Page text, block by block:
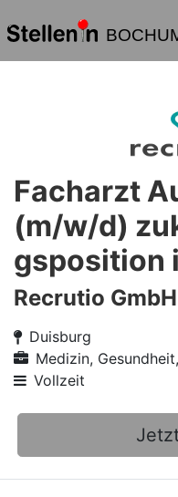
Facharzt
(m/w/d)
gsposition
Recrutio GmbH
Duisburg
Medizin,
Vollzeit